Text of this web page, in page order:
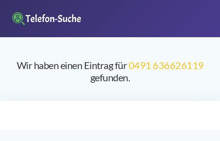
Wir haben einen Eintrag für0491 636626119
gefunden.